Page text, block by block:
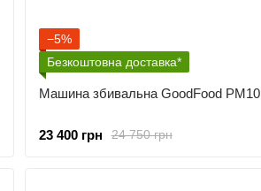
−5%
Безкоштовна доставка*
Машина збивальна GoodFood PM10
24 750 грн
23 400 грн